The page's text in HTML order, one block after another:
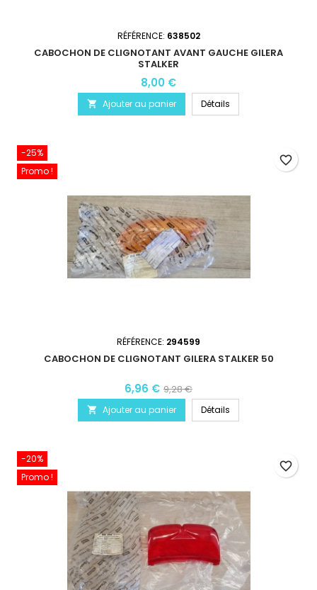
RÉFÉRENCE: 638502
CABOCHON DE CLIGNOTANT AVANT GAUCHE GILERA
STALKER
8,00 €
 Ajouter au panier Détails
-25%
Promo !
RÉFÉRENCE: 294599
CABOCHON DE CLIGNOTANT GILERA STALKER 50
6,96 € 9,28 €
 Ajouter au panier Détails
favorite_border
-20%
Promo !
favorite_border